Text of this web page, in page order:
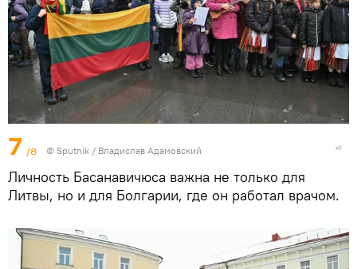
7 /8 © Sputnik / Владислав Адамовский
Личность Басанавичюса важна не только для
Литвы, но и для Болгарии, где он работал врачом.